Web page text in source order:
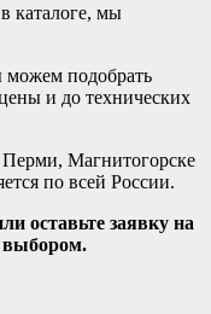
каталоге, мы
можем подобрать
и до технических
Перми, Магнитогорске
по всей России.
оставьте заявку на
выбором.